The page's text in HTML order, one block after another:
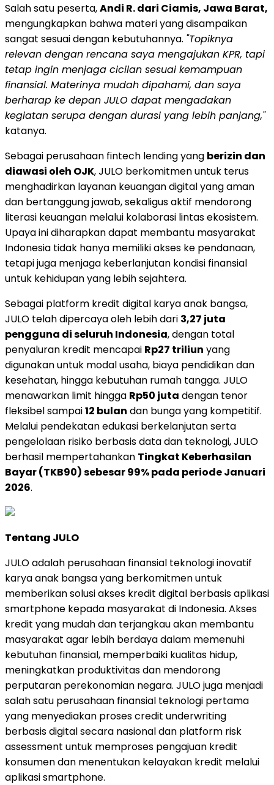
Salah satu peserta,Andi R. dari Ciamis, Jawa Barat,
mengungkapkan bahwa materi yang disampaikan
sangat sesuai dengan kebutuhannya. "Topiknya
relevan dengan rencana saya mengajukan KPR, tapi
tetap ingin menjaga cicilan sesuai kemampuan
finansial. Materinya mudah dipahami, dan saya
berharap ke depan JULO dapat mengadakan
kegiatan serupa dengan durasi yang lebih panjang,"
katanya.
Sebagai perusahaan fintech lending yang berizin dan
diawasi oleh OJK, JULO berkomitmen untuk terus
menghadirkan layanan keuangan digital yang aman
dan bertanggung jawab, sekaligus aktif mendorong
literasi keuangan melalui kolaborasi lintas ekosistem.
Upaya ini diharapkan dapat membantu masyarakat
Indonesia tidak hanya memiliki akses ke pendanaan,
tetapi juga menjaga keberlanjutan kondisi finansial
untuk kehidupan yang lebih sejahtera.
Sebagai platform kredit digital karya anak bangsa,
JULO telah dipercaya oleh lebih dari 3,27 juta
pengguna di seluruh Indonesia, dengan total
penyaluran kredit mencapai Rp27 triliun yang
digunakan untuk modal usaha, biaya pendidikan dan
kesehatan, hingga kebutuhan rumah tangga. JULO
menawarkan limit hingga Rp50 juta dengan tenor
fleksibel sampai12 bulan dan bunga yang kompetitif.
Melalui pendekatan edukasi berkelanjutan serta
pengelolaan risiko berbasis data dan teknologi, JULO
berhasil mempertahankan Tingkat Keberhasilan
Bayar (TKB90) sebesar 99% pada periode Januari
2026.
Tentang JULO
JULO adalah perusahaan finansial teknologi inovatif
karya anak bangsa yang berkomitmen untuk
memberikan solusi akses kredit digital berbasis aplikasi
smartphone kepada masyarakat di Indonesia. Akses
kredit yang mudah dan terjangkau akan membantu
masyarakat agar lebih berdaya dalam memenuhi
kebutuhan finansial, memperbaiki kualitas hidup,
meningkatkan produktivitas dan mendorong
perputaran perekonomian negara. JULO juga menjadi
salah satu perusahaan finansial teknologi pertama
yang menyediakan proses credit underwriting
berbasis digital secara nasional dan platform risk
assessment untuk memproses pengajuan kredit
konsumen dan menentukan kelayakan kredit melalui
aplikasi smartphone.